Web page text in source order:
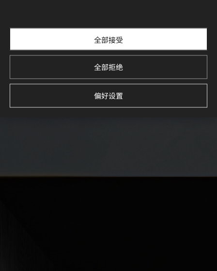
全部接受
全部拒绝
偏好设置